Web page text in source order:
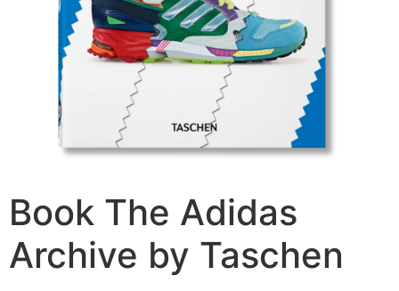
Book The Adidas
Archive by Taschen